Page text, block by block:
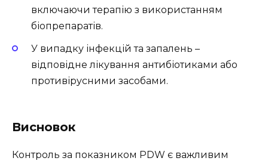
включаючи терапію з використанням
біопрепаратів.
У випадку інфекцій та запалень –
відповідне лікування антибіотиками або
противірусними засобами.
Висновок
Контроль за показником PDW є важливим